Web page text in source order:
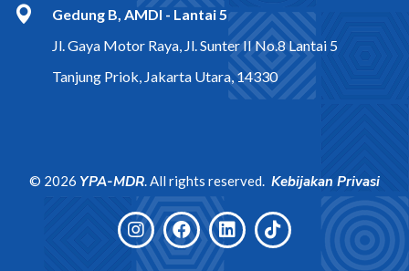
Gedung B, AMDI - Lantai 5
Jl. Gaya Motor Raya, Jl. Sunter II No.8 Lantai 5
Tanjung Priok, Jakarta Utara, 14330
© 2026 YPA-MDR. All rights reserved. Kebijakan Privasi